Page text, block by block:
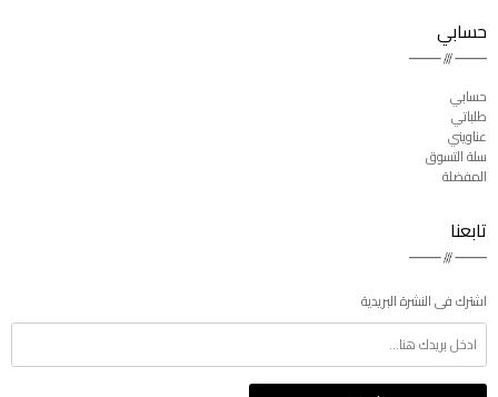
حسابي
حسابي
طلباتي
عناويني
سلة التسوق
المفضلة
تابعنا
اشترك فى النشرة البريدية